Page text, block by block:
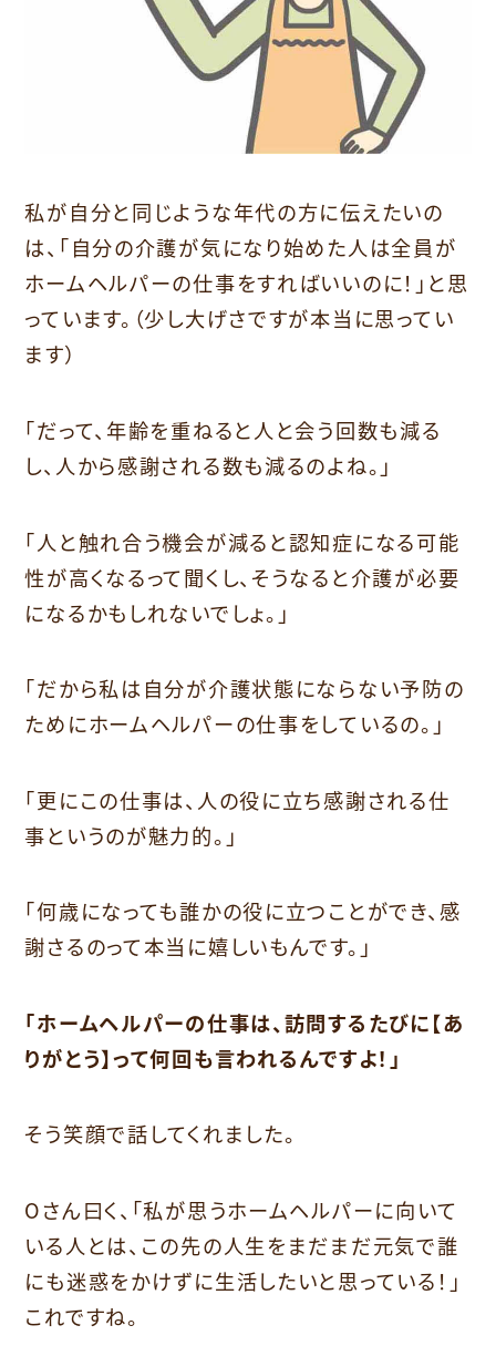
私が自分と同じような年代の方に伝えたいの
は、「自分の介護が気になり始めた人は全員が
ホームヘルパーの仕事をすればいいのに！」と思
っています。（少し大げさですが本当に思ってい
ます）
「だって、年齢を重ねると人と会う回数も減る
し、人から感謝される数も減るのよね。」
「人と触れ合う機会が減ると認知症になる可能
性が高くなるって聞くし、そうなると介護が必要
になるかもしれないでしょ。」
「だから私は自分が介護状態にならない予防の
ためにホームヘルパーの仕事をしているの。」
「更にこの仕事は、人の役に立ち感謝される仕
事というのが魅力的。」
「何歳になっても誰かの役に立つことができ、感
謝さるのって本当に嬉しいもんです。」
「ホームヘルパーの仕事は、訪問するたびに【あ
りがとう】って何回も言われるんですよ！」
そう笑顔で話してくれました。
Oさん曰く、「私が思うホームヘルパーに向いて
いる人とは、この先の人生をまだまだ元気で誰
にも迷惑をかけずに生活したいと思っている！」
これですね。